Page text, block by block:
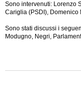
Sono intervenuti: Lorenzo
Cariglia (PSDI), Domenico
Sono stati discussi i
Modugno, Negri,